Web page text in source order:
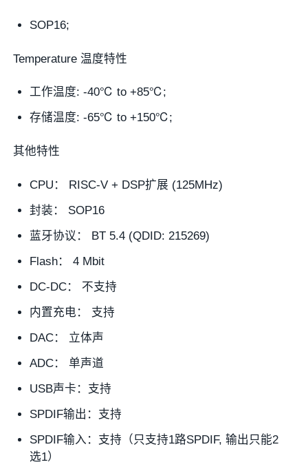
SOP16;
Temperature 温度特性
工作温度: -40℃ to +85℃;
存储温度: -65℃ to +150℃;
其他特性
CPU： RISC-V + DSP扩展 (125MHz)
封装： SOP16
蓝牙协议： BT 5.4 (QDID: 215269)
Flash： 4 Mbit
DC-DC： 不支持
内置充电： 支持
DAC： 立体声
ADC： 单声道
USB声卡：支持
SPDIF输出：支持
SPDIF输入：支持（只支持1路SPDIF, 输出只能2
选1）